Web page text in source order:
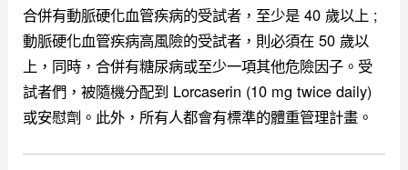
合併有動脈硬化血管疾病的受試者，至少是 40 歲以上 ;
動脈硬化血管疾病高風險的受試者，則必須在 50 歲以
上，同時，合併有糖尿病或至少一項其他危險因子。 受
試者們，被隨機分配到 Lorcaserin (10 mg twice daily)
或安慰劑。此外，所有人都會有標準的體重管理計畫。